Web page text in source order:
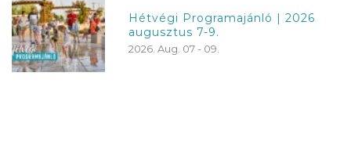
Hétvégi Programajánló | 2026
augusztus 7-9.
2026. Aug. 07 - 09.